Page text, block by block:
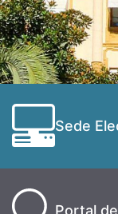
Sede
Portal